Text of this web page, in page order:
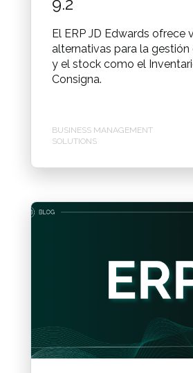
El ERP JD Edwards ofrece
alternativas para la gestión
y el stock como el
Consigna.
BUSINESS MANAGEMENT
SOLUTIONS